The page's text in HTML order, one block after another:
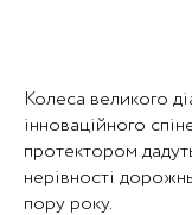
Колеса великого
інноваційного
протектором
нерівності
пору року.